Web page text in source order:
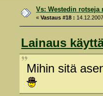
Vs: Westedin rotseja
«Vastaus #18 :
Lainaus
Mihin sitä